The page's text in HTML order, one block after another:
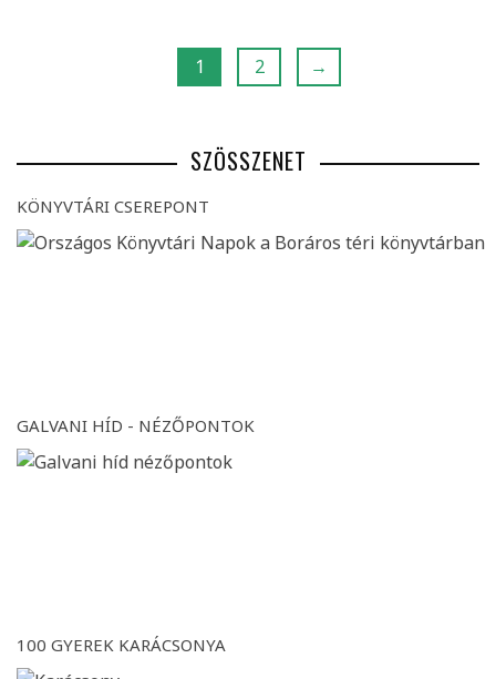
1 2 →
SZÖSSZENET
KÖNYVTÁRI CSEREPONT
GALVANI HÍD - NÉZŐPONTOK
100 GYEREK KARÁCSONYA